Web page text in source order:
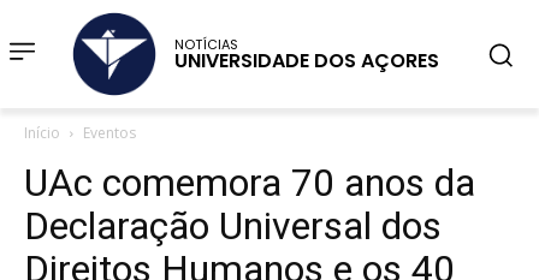
NOTÍCIAS
UNIVERSIDADE DOS AÇORES
Início Eventos
UAc comemora 70 anos da
Declaração Universal dos
Direitos Humanos e os 40